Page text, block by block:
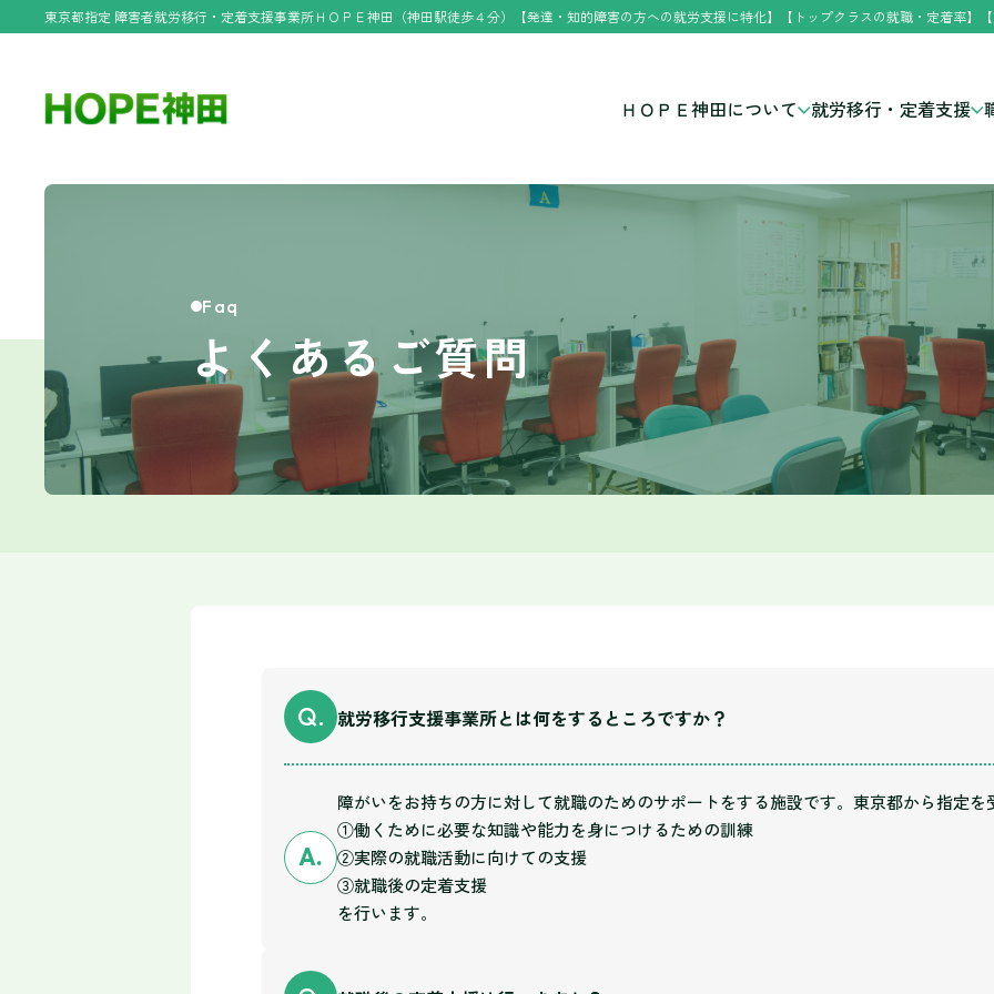
東京都指定 障害者就労移行・定着支援事業所ＨＯＰＥ神田（神田駅徒歩４分）【発達・知的障害の方への就労支援に特化】【トップクラスの就職・定着率】
ＨＯＰＥ神田について 就労移行・定着支援
Faq
よくあるご質問
Q. 就労移行支援事業所とは何をするところですか？
A.
障がいをお持ちの方に対して就職のためのサポートをする施設です。東京都から指定を
①働くために必要な知識や能力を身につけるための訓練
②実際の就職活動に向けての支援
③就職後の定着支援
を行います。